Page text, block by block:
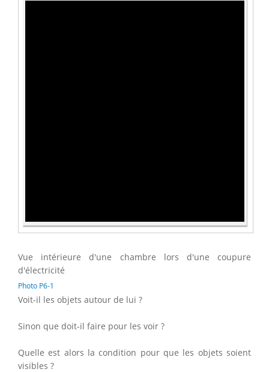
Vue intérieure d'une chambre lors d'une coupure
d'électricité
Photo P6-1
Voit-il les objets autour de lui ?
Sinon que doit-il faire pour les voir ?
Quelle est alors la condition pour que les objets soient
visibles ?